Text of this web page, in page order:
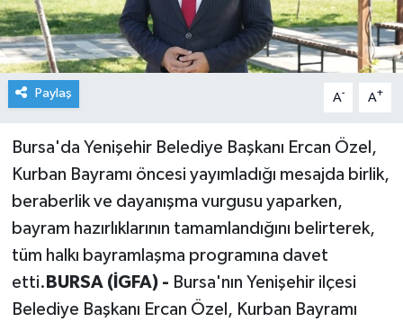
Paylaş A- A+
Bursa'da Yenişehir Belediye Başkanı Ercan Özel,
Kurban Bayramı öncesi yayımladığı mesajda birlik,
beraberlik ve dayanışma vurgusu yaparken,
bayram hazırlıklarının tamamlandığını belirterek,
tüm halkı bayramlaşma programına davet
etti. BURSA (İGFA) - Bursa'nın Yenişehir ilçesi
Belediye Başkanı Ercan Özel, Kurban Bayramı